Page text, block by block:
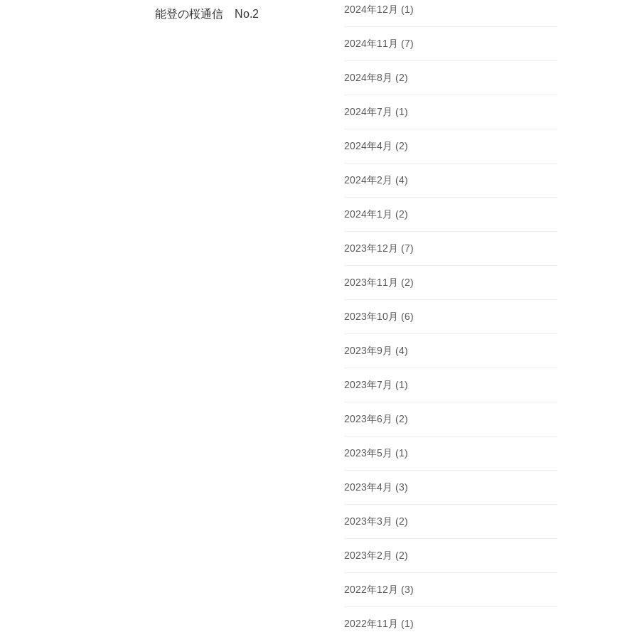
能登の桜通信 No.2 2024年12月 (1)
2024年11月 (7)
2024年8月 (2)
2024年7月 (1)
2024年4月 (2)
2024年2月 (4)
2024年1月 (2)
2023年12月 (7)
2023年11月 (2)
2023年10月 (6)
2023年9月 (4)
2023年7月 (1)
2023年6月 (2)
2023年5月 (1)
2023年4月 (3)
2023年3月 (2)
2023年2月 (2)
2022年12月 (3)
2022年11月 (1)